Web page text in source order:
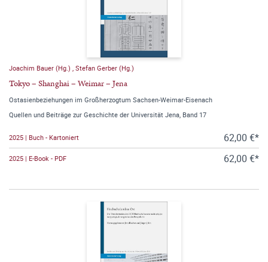
Joachim Bauer (Hg.) Stefan Gerber (Hg.)
Tokyo – Shanghai – Weimar – Jena
Ostasienbeziehungen im Großherzogtum Sachsen-Weimar-Eisenach
Quellen und Beiträge zur Geschichte der Universität Jena, Band 17
2025 | Buch - Kartoniert 62,00 €*
2025 | E-Book - PDF 62,00 €*